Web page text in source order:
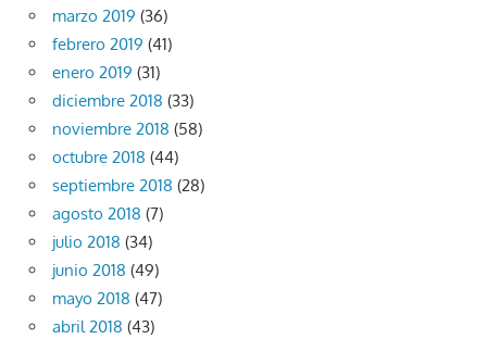
marzo 2019 (36)
febrero 2019 (41)
enero 2019 (31)
diciembre 2018 (33)
noviembre 2018 (58)
octubre 2018 (44)
septiembre 2018 (28)
agosto 2018 (7)
julio 2018 (34)
junio 2018 (49)
mayo 2018 (47)
abril 2018 (43)